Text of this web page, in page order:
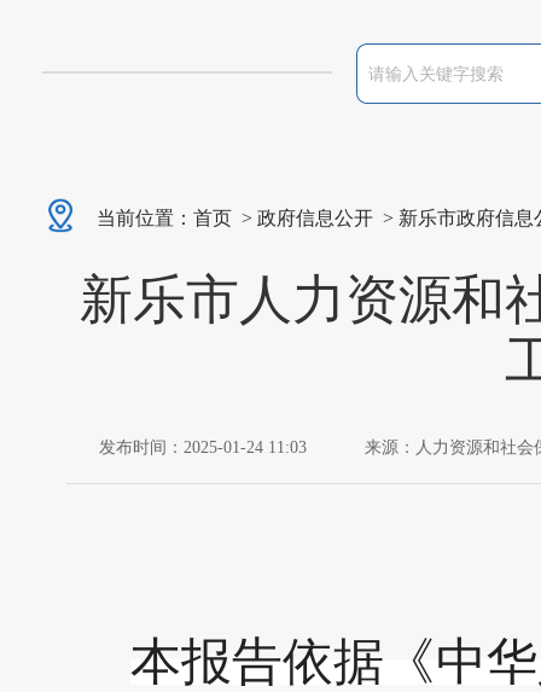
当前位置： 首页 > 政府信息公开 > 新乐市政府信息
新乐市人力资源和
发布时间：2025-01-24 11:03 来源：人力资源和社会
本报告依据《中